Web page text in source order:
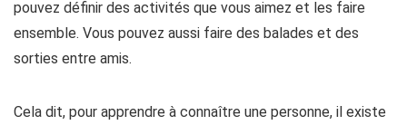
pouvez définir des activités que vous aimez et les faire
ensemble. Vous pouvez aussi faire des balades et des
sorties entre amis.
Cela dit, pour apprendre à connaître une personne, il existe